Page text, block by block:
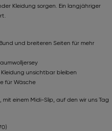
Kleidung sorgen. Ein langjähriger
und breiteren Seiten für mehr
unsichtbar bleiben
für Wäsche
einem Midi-Slip, auf den wir uns Tag